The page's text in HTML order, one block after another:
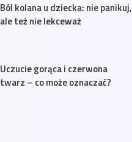
Ból kolana u dziecka: nie panikuj,
ale też nie lekceważ
Uczucie gorąca i czerwona
twarz – co może oznaczać?